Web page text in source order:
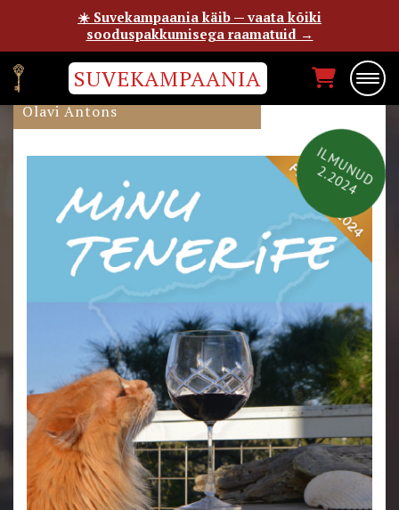
SUVEKAMPAANIA
MINU TENERIFE 2024
Olavi Antons
ILMUNUD
2.2024
☀️ Suvekampaania käib — vaata kõiki
sooduspakkumisega raamatuid →